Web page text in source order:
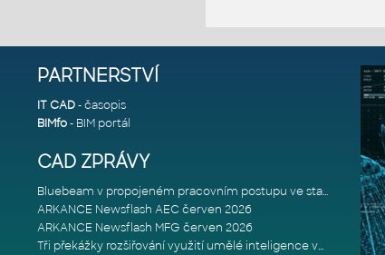
PARTNERSTVÍ
IT CAD- časopis
BIMfo- BIM portál
CAD ZPRÁVY
Bluebeam v propojeném pracovním postupu ve stavebnictví: Proč je int
ARKANCE Newsflash AEC červen 2026
ARKANCE Newsflash MFG červen 2026
Tři překážky rozšiřování využití umělé inteligence ve stavebním prům